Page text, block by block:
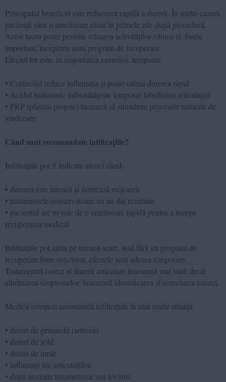
Principalul beneficiu este reducerea rapidă a durerii. În multe cazuri,
pacienții simt o ameliorare chiar în primele zile după procedură.
Acest lucru poate permite reluarea activităților zilnice și, foarte
important, începerea unui program de recuperare.
Efectul lor este, în majoritatea cazurilor, temporar.
• Cortizolul reduce inflamația și poate calma durerea rapid
• Acidul hialuronic îmbunătățește temporar lubrifierea articulației
• PRP (plasma proprie) încearcă să stimuleze procesele naturale de
vindecare
Când sunt recomandate infiltrațiile?
Infiltrațiile pot fi indicate atunci când:
• durerea este intensă și limitează mișcarea
• tratamentele conservatoare nu au dat rezultate
• pacientul are nevoie de o ameliorare rapidă pentru a începe
recuperarea medical
Infiltrațiile pot ajuta pe termen scurt, însă fără un program de
recuperare bine structurat, efectele sunt adesea temporare.
Tratamentul corect al durerii articulare înseamnă mai mult decât
eliminarea simptomelor, înseamnă identificarea și corectarea cauzei.
Medicii ortopezi recomandă infiltrațiile în mai multe situații:
• dureri de genunchi (artroză)
• dureri de șold
• dureri de umăr
• inflamații ale articulațiilor
• după anumite traumatisme sau lovituri